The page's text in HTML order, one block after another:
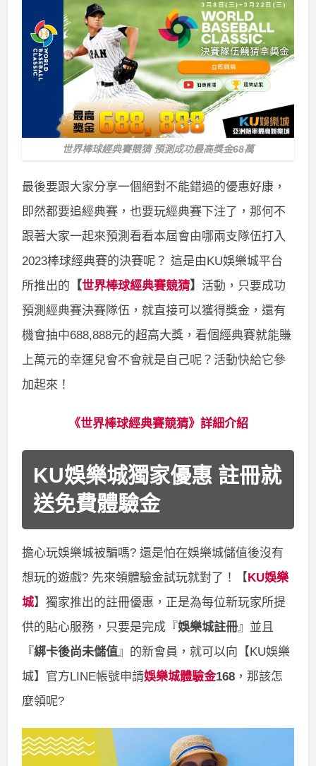
世界棒球經典賽競猜 預測成功最高獎金68萬
最後要跟大家分享一個絕對不能錯過的優惠好康，
即然都要追經典賽，也要玩經典賽下注了，那何不
跟著大家一起來預測看看本屆會由哪兩支隊伍打入
2023棒球經典賽的決賽呢？ 這是由KU娛樂城平台
所推出的 【世界棒球經典賽競猜】 活動，只要成功
預測經典賽決賽隊伍，就直接可以獲得獎金，還有
機會抽中688,888元的超高大獎，看個經典賽就能賺
上萬元的幸運兒會不會就是自己呢？活動快給它參
加起來！
《世界棒球經典賽競猜》詳細介紹
KU娛樂城獨家優惠 註冊就
送免費體驗金
擔心玩娛樂城被騙嗎? 還是怕在娛樂城儲值後沒有
想玩的遊戲? 先來領體驗金試玩就對了！【KU娛樂
城】獨家推出的註冊優惠，正是為每位新玩家所提
供的貼心服務，只要是完成『娛樂城註冊』並且
『綁卡後尚未儲值』的新會員，就可以向【KU娛樂
城】官方LINE帳號申請娛樂城體驗金168 ，那該怎
麼領呢?